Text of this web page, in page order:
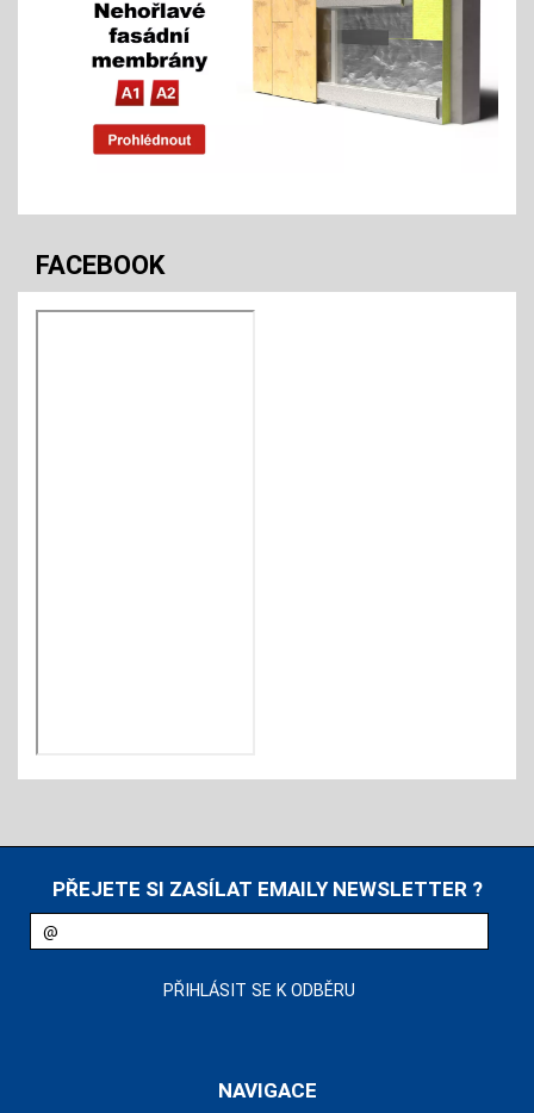
FACEBOOK
PŘEJETE SI ZASÍLAT EMAILY NEWSLETTER ?
NAVIGACE